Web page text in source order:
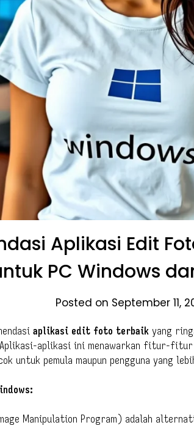
Aplikasi Edit
PC Windows
Posted on September 11,
aplikasi edit foto terbaik yang
Aplikasi-aplikasi ini menawarkan fitur-
untuk pemula maupun pengguna yang
Image Manipulation Program) adalah